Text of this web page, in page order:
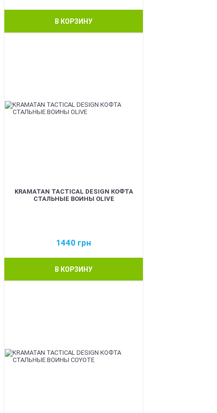
В КОРЗИНУ
KRAMATAN TACTICAL DESIGN КОФТА
СТАЛЬНЫЕ ВОИНЫ OLIVE
1440 грн
В КОРЗИНУ